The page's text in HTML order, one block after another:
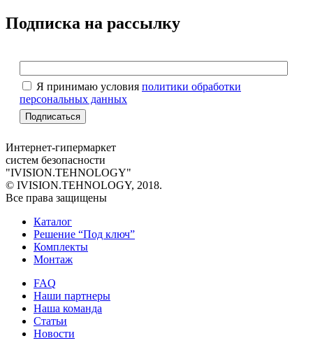
Подписка на рассылку
Я принимаю условия политики обработки
персональных данных
Интернет-гипермаркет
систем безопасности
"IVISION.TEHNOLOGY"
© IVISION.TEHNOLOGY, 2018.
Все права защищены
Каталог
Решение “Под ключ”
Комплекты
Монтаж
FAQ
Наши партнеры
Наша команда
Статьи
Новости